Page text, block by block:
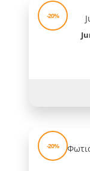
-20%
-20%